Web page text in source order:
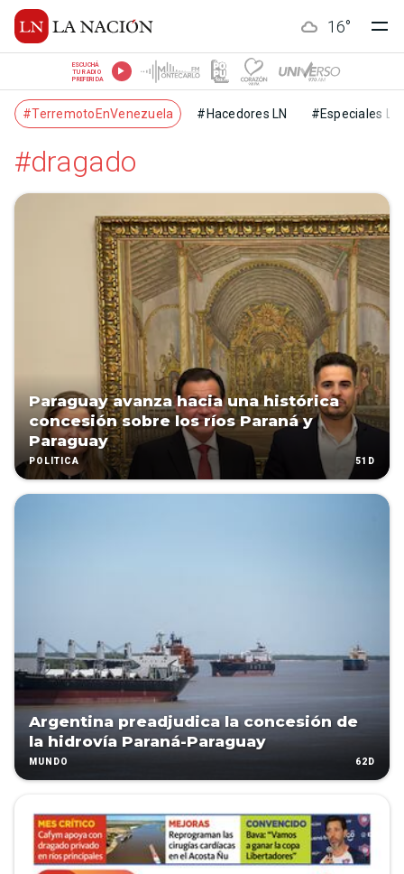
16°
ESCUCHÁ
TU RADIO
PREFERIDA
#TerremotoEnVenezuela #Hacedores LN #Especiales LN
#dragado
Paraguay avanza hacia una histórica
concesión sobre los ríos Paraná y
Paraguay
POLÍTICA 51D
Argentina preadjudica la concesión de
la hidrovía Paraná-Paraguay
MUNDO 62D